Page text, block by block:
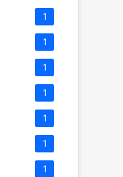
1
1
1
1
1
1
1